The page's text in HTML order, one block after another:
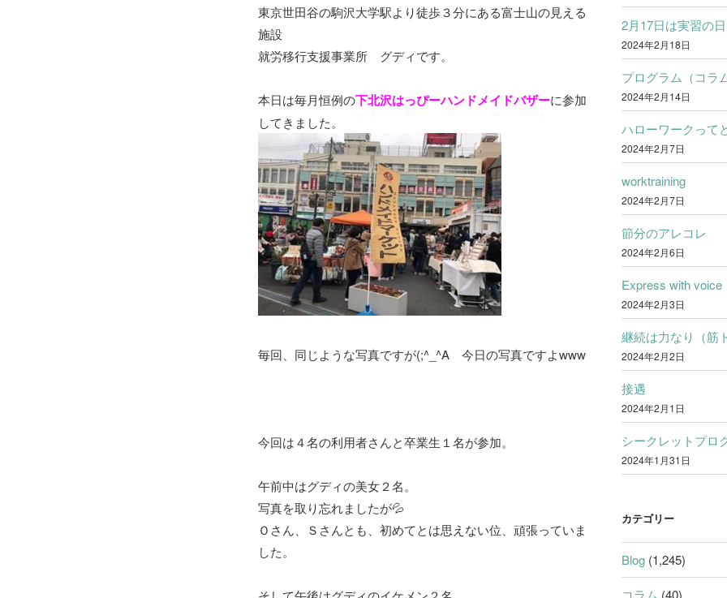
東京世田谷の駒沢大学駅より徒歩３分にある富士山の見える
施設
就労移行支援事業所 グディです。
本日は毎月恒例の下北沢はっぴーハンドメイドバザーに参加
してきました。
毎回、同じような写真ですが(;^_^A 今日の写真ですよwww
今回は４名の利用者さんと卒業生１名が参加。
午前中はグディの美女２名。
写真を取り忘れましたが💦
Ｏさん、Ｓさんとも、初めてとは思えない位、頑張っていま
した。
2月17日は実習の
2024年2月18日
プログラム（コラ
2024年2月14日
ハローワークって
2024年2月7日
worktraining
2024年2月7日
節分のアレコレ
2024年2月6日
Express with voice
2024年2月3日
継続は力なり（筋
2024年2月2日
接遇
2024年2月1日
シークレットプロ
2024年1月31日
カテゴリー
Blog (1,245)
コラム (40)